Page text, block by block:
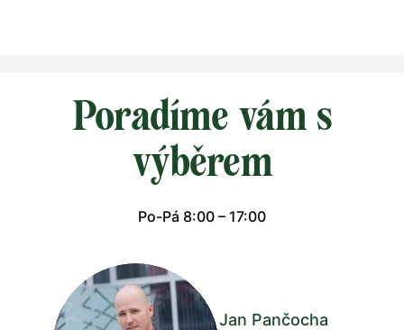
Poradíme vám s
výběrem
Po-Pá 8:00 – 17:00
Jan Pančocha